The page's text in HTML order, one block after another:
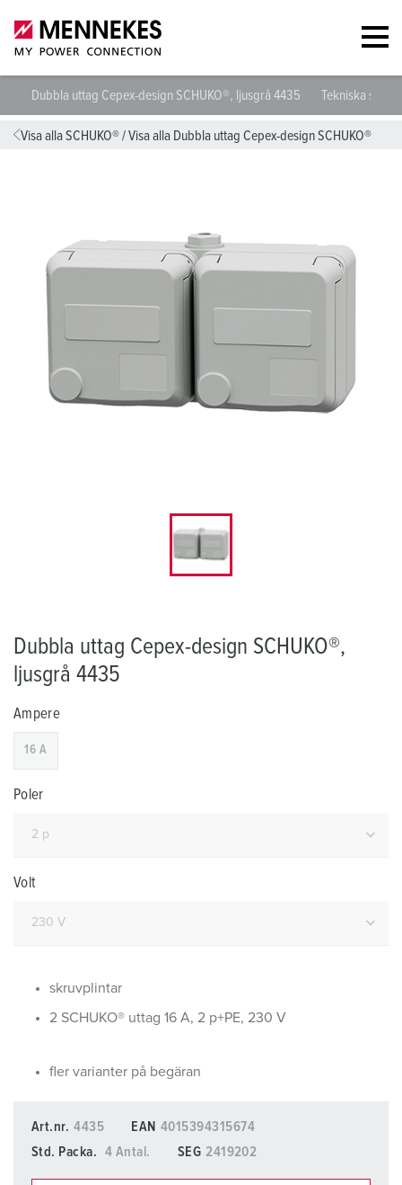
Dubbla uttag Cepex-design SCHUKO®, ljusgrå 4435 Tekniska
Visa alla SCHUKO®/Visa alla Dubbla uttag Cepex-design SCHUKO®
Dubbla uttag Cepex-design SCHUKO®,
ljusgrå 4435
Ampere
16 A
Poler
Volt
skruvplintar
2 SCHUKO® uttag 16 A, 2 p+PE, 230 V
fler varianter på begäran
Art.nr. 4435 EAN 4015394315674
Std. Packa.
4 Antal. SEG 2419202